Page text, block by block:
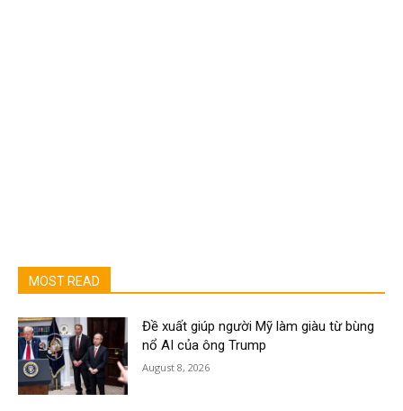
MOST READ
Đề xuất giúp người Mỹ làm giàu từ bùng
nổ AI của ông Trump
August 8, 2026